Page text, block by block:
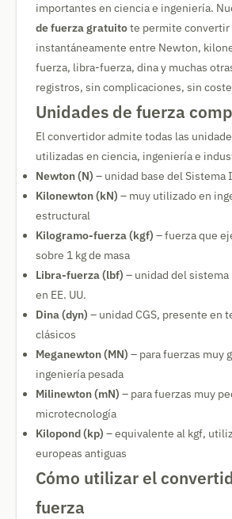
importantes en ciencia e ingeniería.
de fuerza gratuitote permite convertir
instantáneamente entre Newton,
fuerza, libra-fuerza, dina y muchas
registros, sin complicaciones, sin
Unidades de fuerza
El convertidor admite todas las
utilizadas en ciencia, ingeniería e
Newton (N) – unidad base del Sistema
Kilonewton (kN) – muy utilizado en
estructural
Kilogramo-fuerza (kgf) – fuerza que
sobre 1 kg de masa
Libra-fuerza (lbf) – unidad del
en EE. UU.
Dina (dyn) – unidad CGS, presente en
clásicos
Meganewton (MN) – para fuerzas muy
ingeniería pesada
Milinewton (mN) – para fuerzas muy
microtecnología
Kilopond (kp) – equivalente al kgf,
europeas antiguas
Cómo utilizar el
fuerza